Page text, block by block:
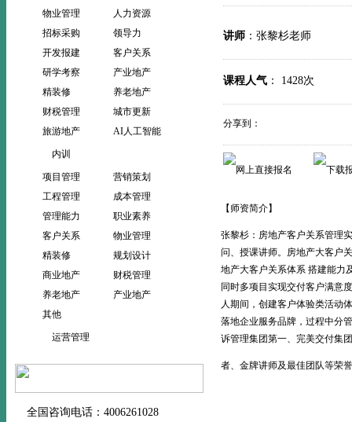
物业管理
人力资源
招标采购
领导力
开发报建
客户关系
研学考察
产业地产
精装修
养老地产
财税管理
城市更新
旅游地产
AI人工智能
内训
项目管理
营销策划
工程管理
成本管理
管理能力
职业素养
客户关系
物业管理
精装修
规划设计
商业地产
财税管理
养老地产
产业地产
其他
运营管理
全国咨询电话：4006261028
讲师：张黎杉老师
课程人气： 1428次
分享到：
【师资简介】
张黎杉：房地产客户关系管理
问、授课讲师。房地产大客户
地产大客户关系体系 搭建能力
同时多项目实现交付客户满意
人期间，创建客户体验类活动
落地企业服务品牌，过程中分
诉管理集团第一、完美交付集
者、金牌讲师及最佳团队等荣